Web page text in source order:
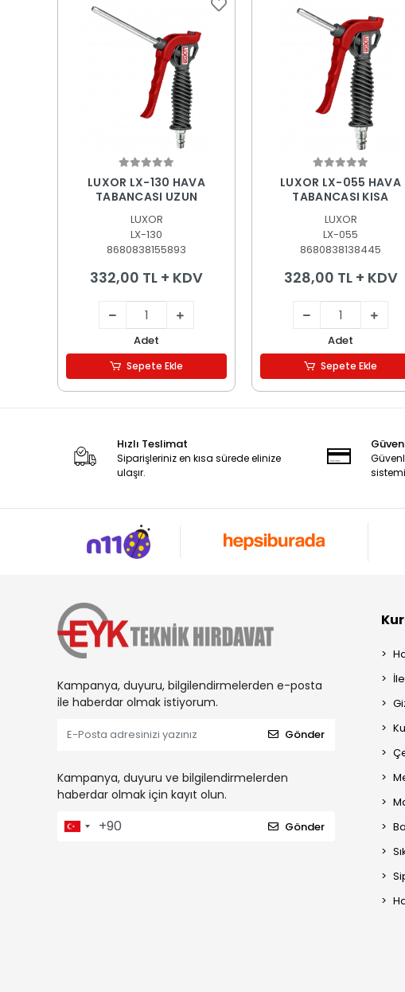
LUXOR LX-130 HAVA
TABANCASI UZUN
LUXOR
LX-130
8680838155893
332,00 TL + KDV
Adet
Sepete Ekle
LUXOR LX-055 HAVA
TABANCASI KISA
LUXOR
LX-055
8680838138445
328,00 TL + KDV
Adet
Sepete Ekle
Hızlı Teslimat
Siparişleriniz en kısa sürede elinize
ulaşır.
sistemi
Kampanya, duyuru, bilgilendirmelerden e-posta
ile haberdar olmak istiyorum.
Gönder
Kampanya, duyuru ve bilgilendirmelerden
haberdar olmak için kayıt olun.
Gönder